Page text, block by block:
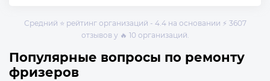
Средний ⭐ рейтинг организаций - 4.4 на основании ⚡ 3607
отзывов у 🔥 10 организаций.
Популярные вопросы по ремонту
фризеров